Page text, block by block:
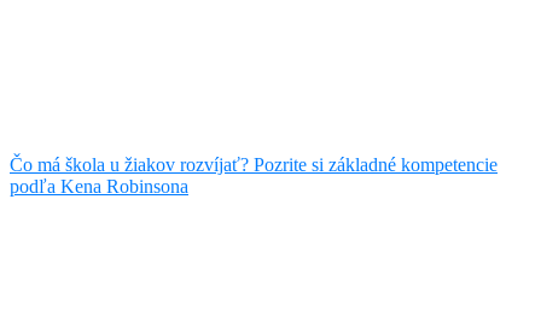
Čo má škola u žiakov rozvíjať? Pozrite si základné kompetencie
podľa Kena Robinsona